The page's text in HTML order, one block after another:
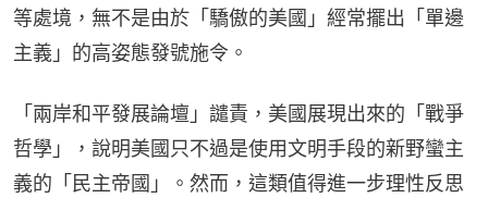
等處境，無不是由於「驕傲的美國」經常擺出「單邊
主義」的高姿態發號施令。
「兩岸和平發展論壇」譴責，美國展現出來的「戰爭
哲學」，說明美國只不過是使用文明手段的新野蠻主
義的「民主帝國」。然而，這類值得進一步理性反思